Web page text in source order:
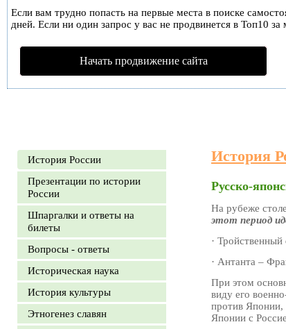
Если вам трудно попасть на первые места в поиске
дней. Если ни один запрос у вас не продвинется в Топ10 за
Начать продвижение сайта
История России
Презентации по истории
России
Шпаргалки и ответы на
билеты
Вопросы - ответы
Историческая наука
История культуры
Этногенез славян
История
Русско-
На рубеже
этот период
·
· Антанта –
При этом
виду его
против Японии,
Японии с